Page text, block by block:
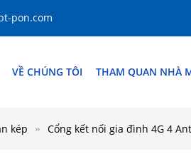
pon.com
VỀ CHÚNG TÔI THAM QUAN NHÀ
kép Cổng kết nối gia đình 4G 4